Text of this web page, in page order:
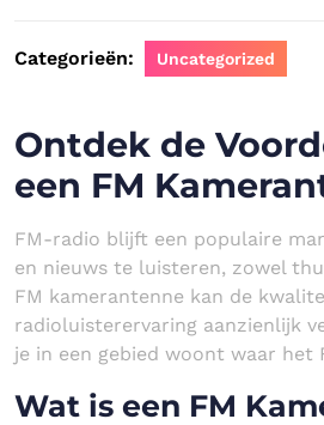
Categorieën: Uncategorized
Ontdek de
een FM
FM-radio blijft een populaire
en nieuws te luisteren, zowel
FM kamerantenne kan de
radioluisterervaring aanzienlijk
je in een gebied woont waar het
Wat is een FM